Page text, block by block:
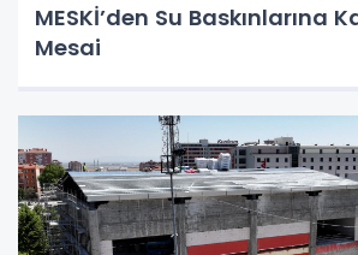
MESKİ’den Su Baskınlarına
Mesai